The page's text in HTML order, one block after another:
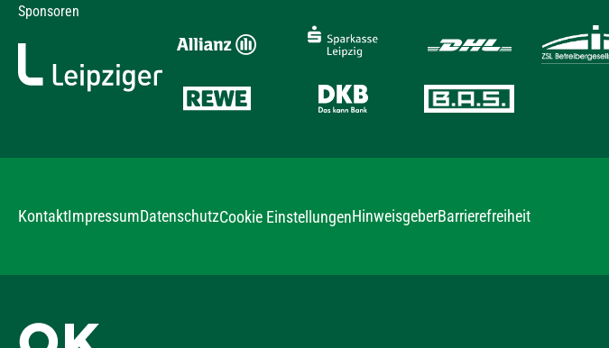
Sponsoren
KontaktImpressumDatenschutzCookie EinstellungenHinweisgeberBarrierefreiheit